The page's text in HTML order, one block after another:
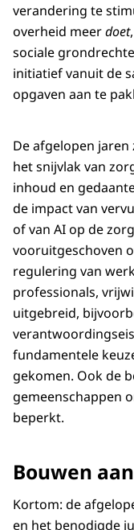
verandering te
overheid meerdoet
sociale
initiatief vanuit de
opgaven aan te
De afgelopen
het snijvlak van
inhoud en
de impact van
of van AI op de
vooruitgeschoven
regulering van
professionals,
uitgebreid,
fundamentele
gekomen. Ook de
gemeenschappen
beperkt.
Bouwen
Kortom: de
en het benodigde